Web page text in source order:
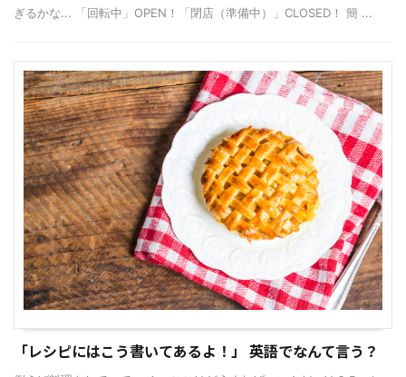
ぎるかな... 「回転中」OPEN！「閉店（準備中）」CLOSED！ 簡 ...
「レシピにはこう書いてあるよ！」 英語でなんて言う？